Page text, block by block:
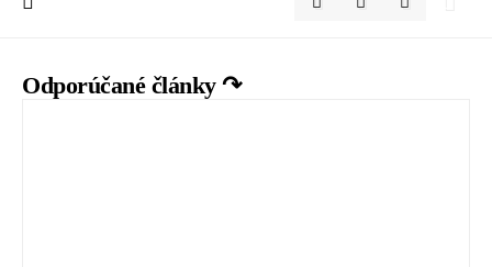
Odporúčané články ↷